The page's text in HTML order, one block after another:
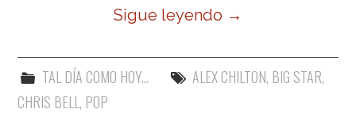
Sigue leyendo →
TAL DÍA COMO HOY... ALEX CHILTON, BIG STAR,
CHRIS BELL, POP